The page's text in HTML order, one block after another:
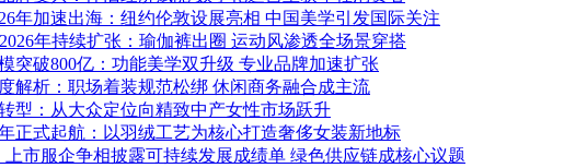
年加速出海：纽约伦敦设展亮相 中国美学引发国际关注
年持续扩张：瑜伽裤出圈 运动风渗透全场景穿搭
突破800亿：功能美学双升级 专业品牌加速扩张
解析：职场着装规范松绑 休闲商务融合成主流
型：从大众定位向精致中产女性市场跃升
正式起航：以羽绒工艺为核心打造奢侈女装新地标
市服企争相披露可持续发展成绩单 绿色供应链成核心议题